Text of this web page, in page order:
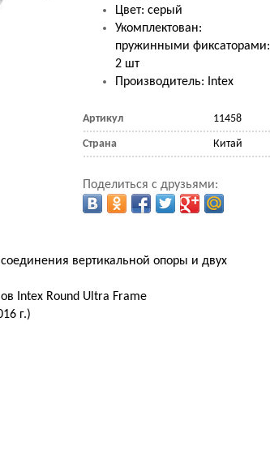
Цвет: серый
Укомплектован:
пружинными фиксаторами:
2 шт
Производитель: Intex
Артикул 11458
Страна Китай
Поделиться с друзьями:
вертикальной опоры и двух
Intex Round Ultra Frame
г.)